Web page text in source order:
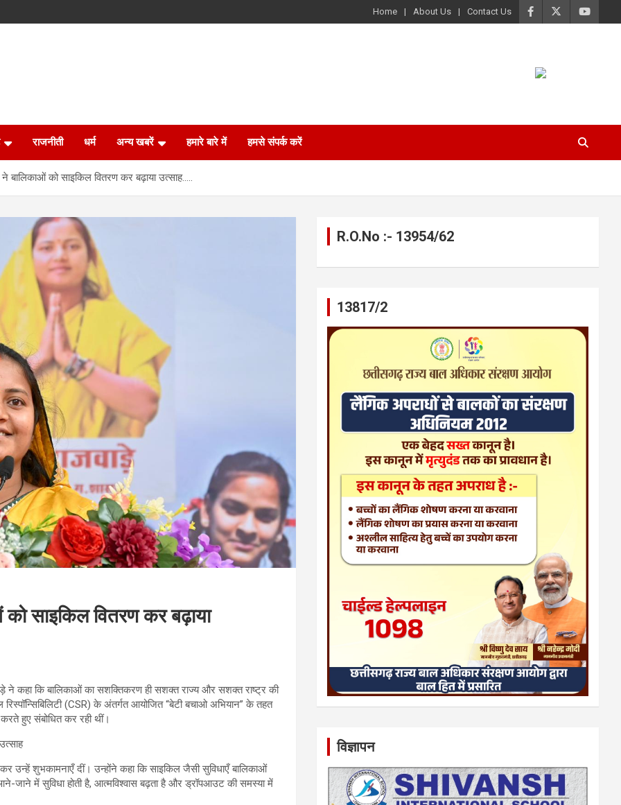
Home About Us Contact Us
राजनीती धर्म अन्य खबरें हमारे बारे में हमसे संपर्क करें
ने बालिकाओं को साइकिल वितरण कर बढ़ाया उत्साह…..
को साइकिल वितरण कर बढ़ाया
ने कहा कि बालिकाओं का सशक्तिकरण ही सशक्त राज्य और सशक्त राष्ट्र की
(CSR) के अंतर्गत आयोजित “बेटी बचाओ अभियान” के तहत
हुए संबोधित कर रही थीं।
उन्हें शुभकामनाएँ दीं। उन्होंने कहा कि साइकिल जैसी सुविधाएँ बालिकाओं
जाने में सुविधा होती है, आत्मविश्वास बढ़ता है और ड्रॉपआउट की समस्या में
R.O.No :- 13954/62
13817/2
विज्ञापन